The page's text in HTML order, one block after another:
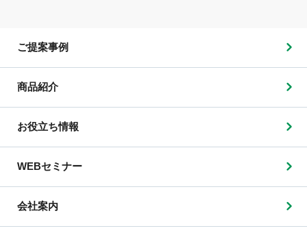
ご提案事例
商品紹介
お役立ち情報
WEBセミナー
会社案内